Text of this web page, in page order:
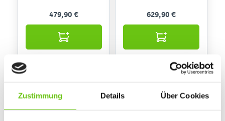
Zustimmung Details Über Cookies
479,90 € 629,90 €